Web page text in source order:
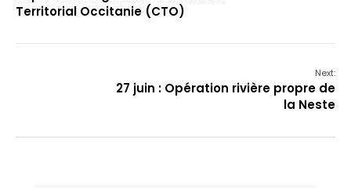
Territorial Occitanie (CTO)
Next:
27 juin : Opération rivière propre de
la Neste